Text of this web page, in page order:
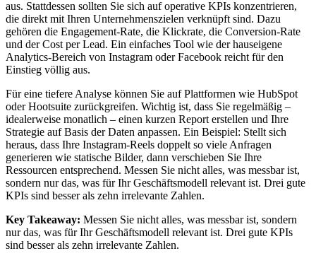
aus. Stattdessen sollten Sie sich auf operative KPIs konzentrieren,
die direkt mit Ihren Unternehmenszielen verknüpft sind. Dazu
gehören die Engagement-Rate, die Klickrate, die Conversion-Rate
und der Cost per Lead. Ein einfaches Tool wie der hauseigene
Analytics-Bereich von Instagram oder Facebook reicht für den
Einstieg völlig aus.
Für eine tiefere Analyse können Sie auf Plattformen wie HubSpot
oder Hootsuite zurückgreifen. Wichtig ist, dass Sie regelmäßig –
idealerweise monatlich – einen kurzen Report erstellen und Ihre
Strategie auf Basis der Daten anpassen. Ein Beispiel: Stellt sich
heraus, dass Ihre Instagram-Reels doppelt so viele Anfragen
generieren wie statische Bilder, dann verschieben Sie Ihre
Ressourcen entsprechend. Messen Sie nicht alles, was messbar ist,
sondern nur das, was für Ihr Geschäftsmodell relevant ist. Drei gute
KPIs sind besser als zehn irrelevante Zahlen.
Key Takeaway: Messen Sie nicht alles, was messbar ist, sondern
nur das, was für Ihr Geschäftsmodell relevant ist. Drei gute KPIs
sind besser als zehn irrelevante Zahlen.